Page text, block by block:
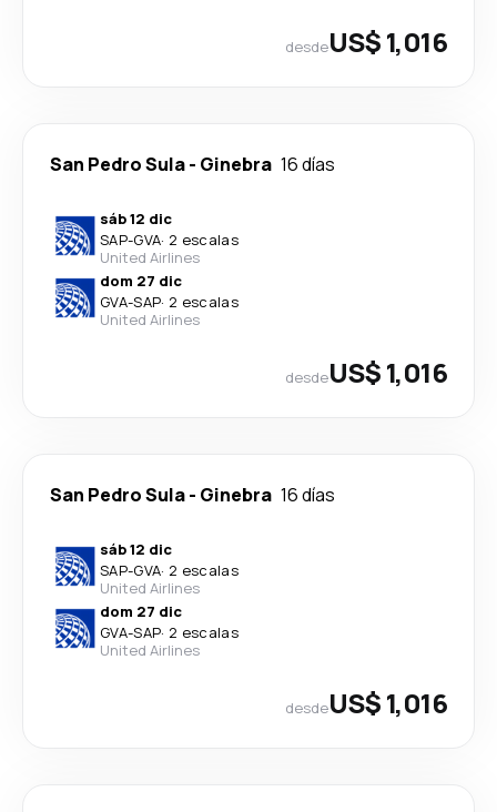
desdeUS$ 1,016
San Pedro Sula- Ginebra 16 días
sáb 12 dic
SAP-GVA· 2 escalas
United Airlines
dom 27 dic
GVA-SAP· 2 escalas
United Airlines
desdeUS$ 1,016
San Pedro Sula- Ginebra 16 días
sáb 12 dic
SAP-GVA· 2 escalas
United Airlines
dom 27 dic
GVA-SAP· 2 escalas
United Airlines
desdeUS$ 1,016